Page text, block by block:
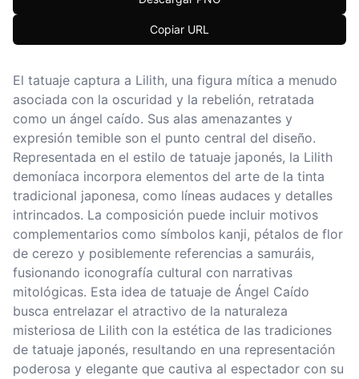
Copiar URL
El tatuaje captura a Lilith, una figura mítica a menudo
asociada con la oscuridad y la rebelión, retratada
como un ángel caído. Sus alas amenazantes y
expresión temible son el punto central del diseño.
Representada en el estilo de tatuaje japonés, la Lilith
demoníaca incorpora elementos del arte de la tinta
tradicional japonesa, como líneas audaces y detalles
intrincados. La composición puede incluir motivos
complementarios como símbolos kanji, pétalos de flor
de cerezo y posiblemente referencias a samuráis,
fusionando iconografía cultural con narrativas
mitológicas. Esta idea de tatuaje de Ángel Caído
busca entrelazar el atractivo de la naturaleza
misteriosa de Lilith con la estética de las tradiciones
de tatuaje japonés, resultando en una representación
poderosa y elegante que cautiva al espectador con su